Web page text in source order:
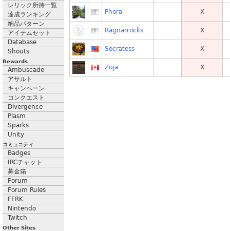
レリック所持一覧
達成ランキング
納品パターン
アイテムセット
Database
Shouts
Rewards
Ambuscade
アサルト
キャンペーン
コンクエスト
Divergence
Plasm
Sparks
Unity
コミュニティ
Badges
IRCチャット
募金箱
Forum
Forum Rules
FFRK
Nintendo
Twitch
Other Sites
Phora X
Ragnarrocks X
Socratess X
Zuja X